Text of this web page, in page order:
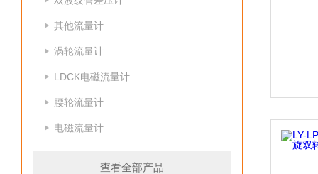
其他流量计
涡轮流量计
LDCK电磁流量计
腰轮流量计
电磁流量计
查看全部产品